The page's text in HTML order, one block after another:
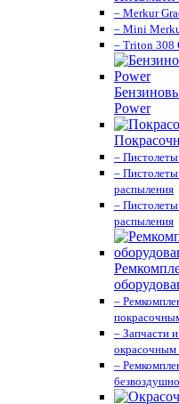
– Merkur
– Mini
– Triton 308
Power
–
–
распыления
– Пистолеты
распыления
–
– Запчасти
окрасочным
–